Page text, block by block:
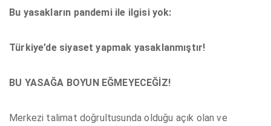
Bu yasakların pandemi ile ilgisi yok:
Türkiye’de siyaset yapmak yasaklanmıştır!
BU YASAĞA BOYUN EĞMEYECEĞİZ!
Merkezi talimat doğrultusunda olduğu açık olan ve